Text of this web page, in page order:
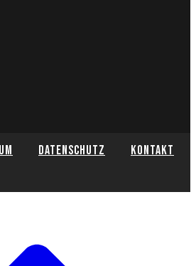
Datenschutz Kontakt